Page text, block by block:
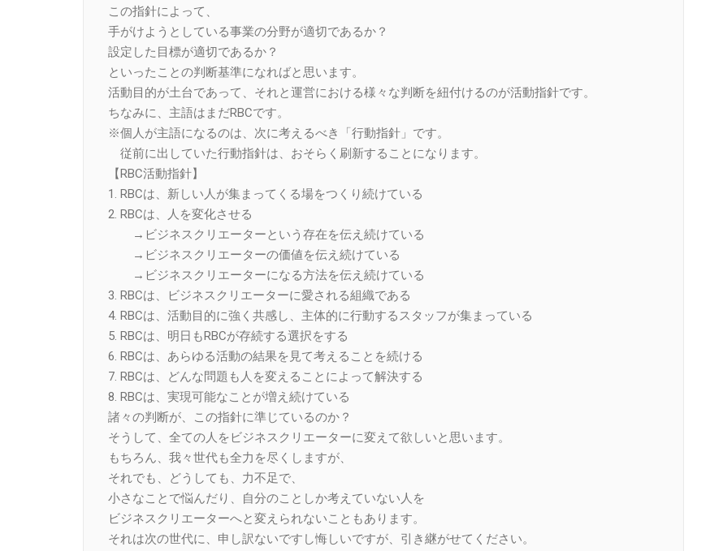
この指針によって、
手がけようとしている事業の分野が適切であるか？
設定した目標が適切であるか？
といったことの判断基準になればと思います。
活動目的が土台であって、それと運営における様々な判断を紐付けるのが活動指針です。
ちなみに、主語はまだRBCです。
※個人が主語になるのは、次に考えるべき「行動指針」です。
従前に出していた行動指針は、おそらく刷新することになります。
【RBC活動指針】
1. RBCは、新しい人が集まってくる場をつくり続けている
2. RBCは、人を変化させる
→ビジネスクリエーターという存在を伝え続けている
→ビジネスクリエーターの価値を伝え続けている
→ビジネスクリエーターになる方法を伝え続けている
3. RBCは、ビジネスクリエーターに愛される組織である
4. RBCは、活動目的に強く共感し、主体的に行動するスタッフが集まっている
5. RBCは、明日もRBCが存続する選択をする
6. RBCは、あらゆる活動の結果を見て考えることを続ける
7. RBCは、どんな問題も人を変えることによって解決する
8. RBCは、実現可能なことが増え続けている
諸々の判断が、この指針に準じているのか？
そうして、全ての人をビジネスクリエーターに変えて欲しいと思います。
もちろん、我々世代も全力を尽くしますが、
それでも、どうしても、力不足で、
小さなことで悩んだり、自分のことしか考えていない人を
ビジネスクリエーターへと変えられないこともあります。
それは次の世代に、申し訳ないですし悔しいですが、引き継がせてください。